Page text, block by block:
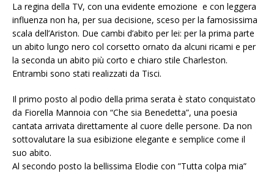
La regina della TV, con una evidente emozione e con leggera
influenza non ha, per sua decisione, sceso per la famosissima
scala dell’Ariston. Due cambi d’abito per lei: per la prima parte
un abito lungo nero col corsetto ornato da alcuni ricami e per
la seconda un abito più corto e chiaro stile Charleston.
Entrambi sono stati realizzati da Tisci.
Il primo posto al podio della prima serata è stato conquistato
da Fiorella Mannoia con “Che sia Benedetta”, una poesia
cantata arrivata direttamente al cuore delle persone. Da non
sottovalutare la sua esibizione elegante e semplice come il
suo abito.
Al secondo posto la bellissima Elodie con ”Tutta colpa mia”